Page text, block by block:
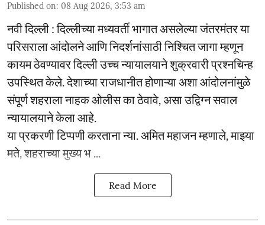
Published on: 08 Aug 2026, 3:53 am
नवी दिल्ली : दिल्लीच्या मध्यवर्ती भागात असलेल्या जंतरमंतर या
परिसराला आंदोलने आणि निदर्शनांसाठी निश्चित जागा म्हणून
कायम ठेवण्यावर दिल्ली उच्च न्यायालयाने शुक्रवारी प्रश्नचिन्ह
उपस्थित केले. देशाच्या राजधानीत होणाऱ्या अशा आंदोलनांमुळे
संपूर्ण शहराला नाहक ओलीस का ठेवावे, असा उद्विग्न सवाल
न्यायालयाने केला आहे.
या प्रकरणी टिप्पणी करताना न्या. अमित महाजन म्हणाले, माझ्या
मते, शहराच्या मुख्य भ ...
Read More